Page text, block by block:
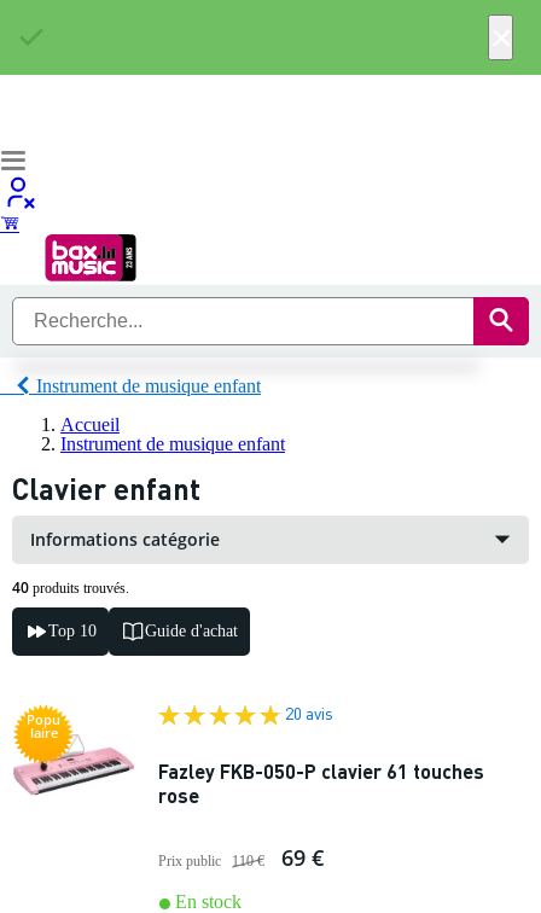
Instrument de musique enfant
Accueil
Instrument de musique enfant
Clavier enfant
Informations catégorie
40 produits trouvés.
Top 10 Guide d'achat
Popu
laire
20 avis
Fazley FKB-050-P clavier 61 touches
rose
Prix public 110 € 69 €
En stock